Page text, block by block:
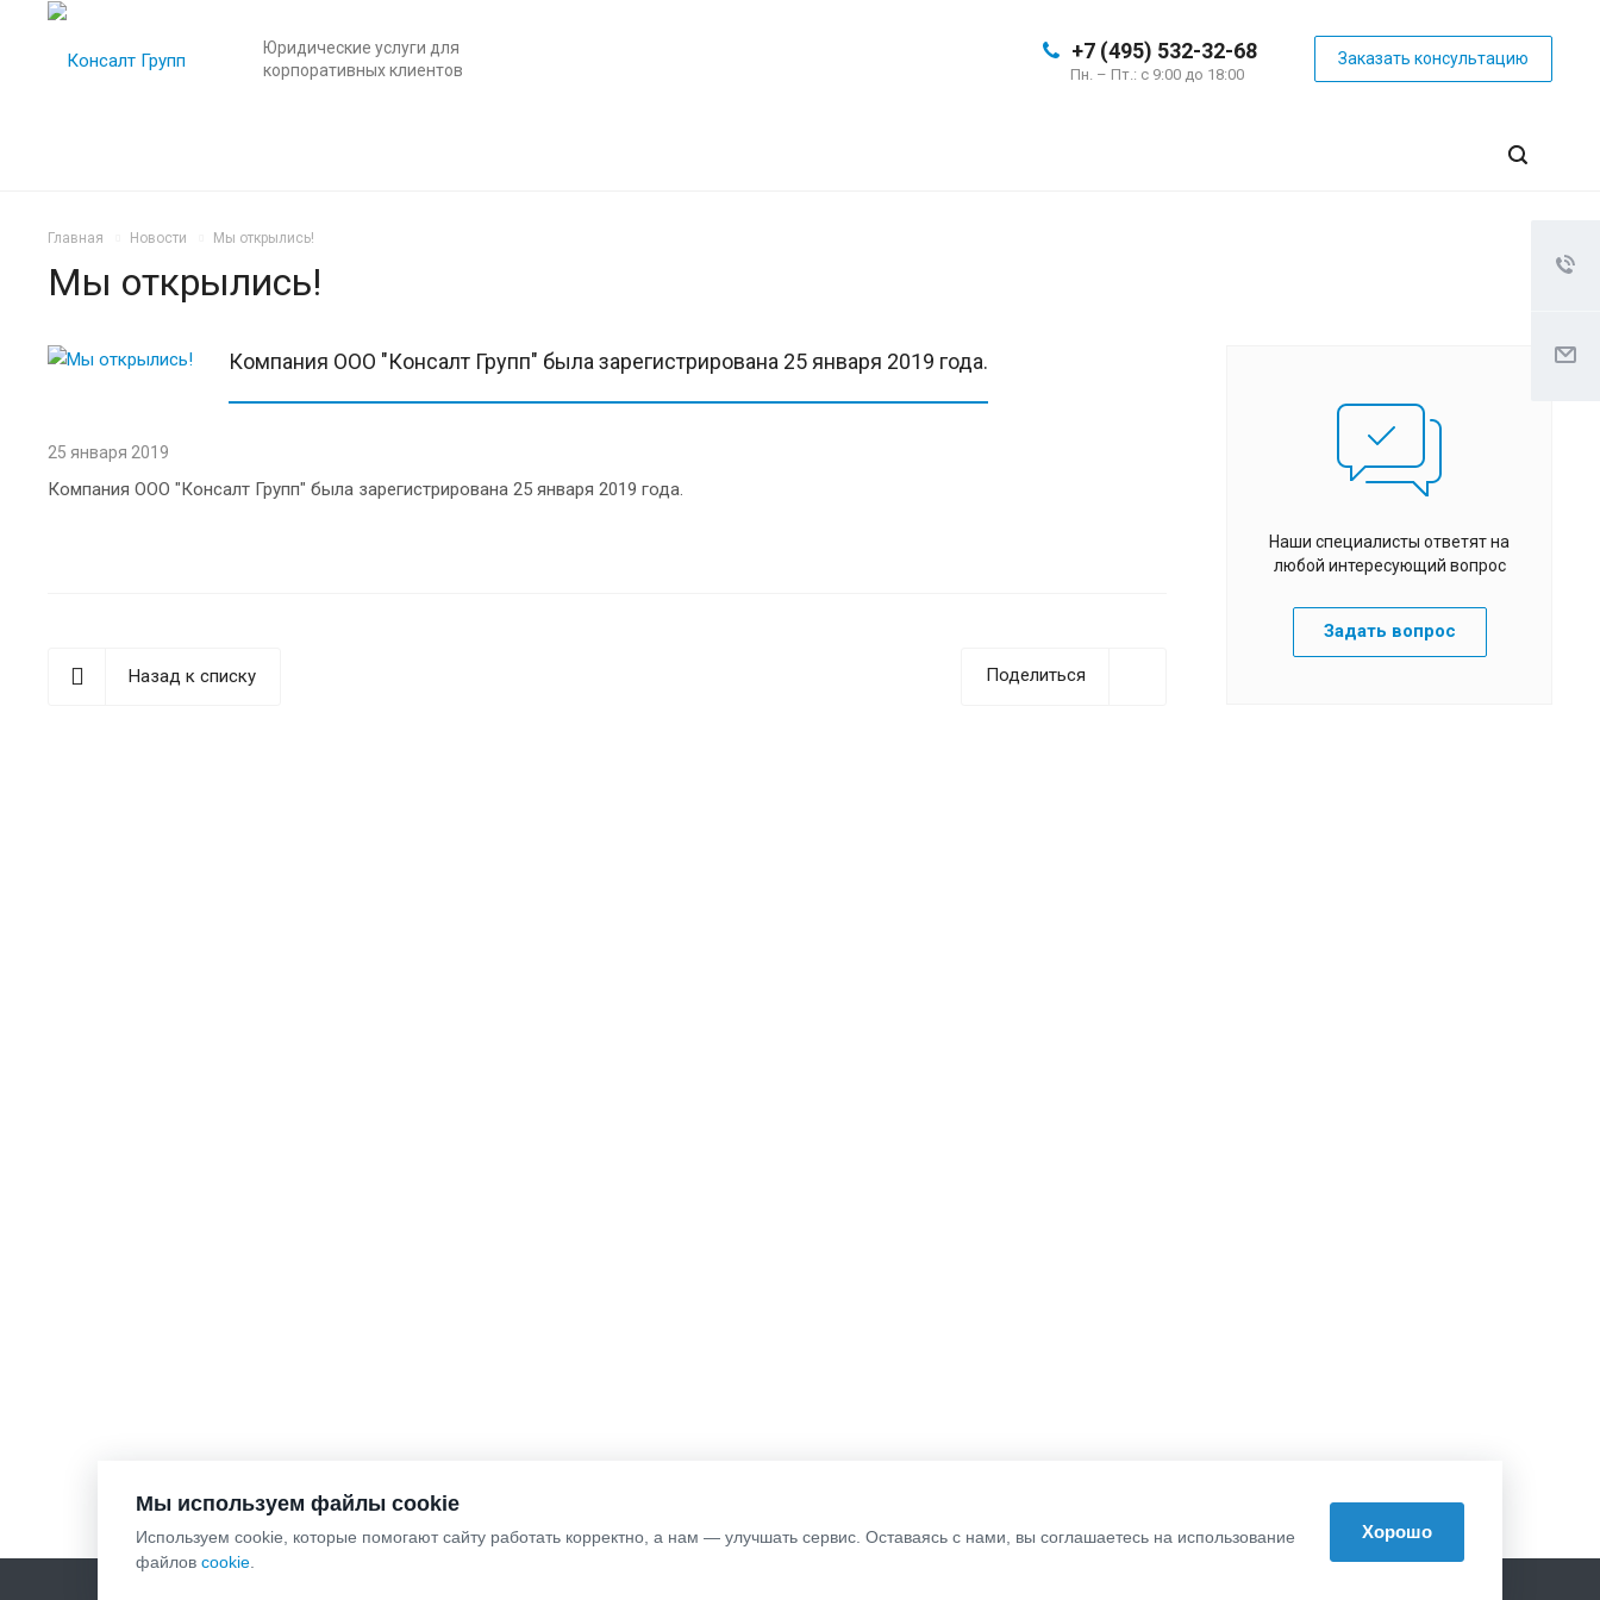
Юридические услуги для
корпоративных клиентов
+7 (495) 532-32-68
Пн. – Пт.: с 9:00 до 18:00
Заказать консультацию
Главная Новости Мы открылись!
Мы открылись!
Компания ООО "Консалт Групп" была зарегистрирована 25 января 2019 года.
25 января 2019
Компания ООО "Консалт Групп" была зарегистрирована 25 января 2019 года.
Наши специалисты ответят на
любой интересующий вопрос
Задать вопрос
Поделиться
Назад к списку
Мы используем файлы cookie
Используем cookie, которые помогают сайту работать корректно, а нам — улучшать сервис. Оставаясь с нами, вы соглашаетесь на использование
файлов cookie
Хорошо